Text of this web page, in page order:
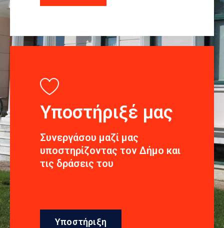
Υποστήριξέ μας
Συνεργάσου μαζί μας
υποστηρίζοντας τον Δήμο και
τις δράσεις του
Υποστήριξη